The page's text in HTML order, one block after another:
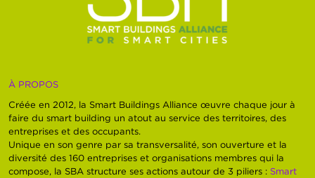
À PROPOS
Créée en 2012, la Smart Buildings Alliance œuvre chaque jour à
faire du smart building un atout au service des territoires, des
entreprises et des occupants.
Unique en son genre par sa transversalité, son ouverture et la
diversité des 160 entreprises et organisations membres qui la
compose, la SBA structure ses actions autour de 3 piliers : Smart